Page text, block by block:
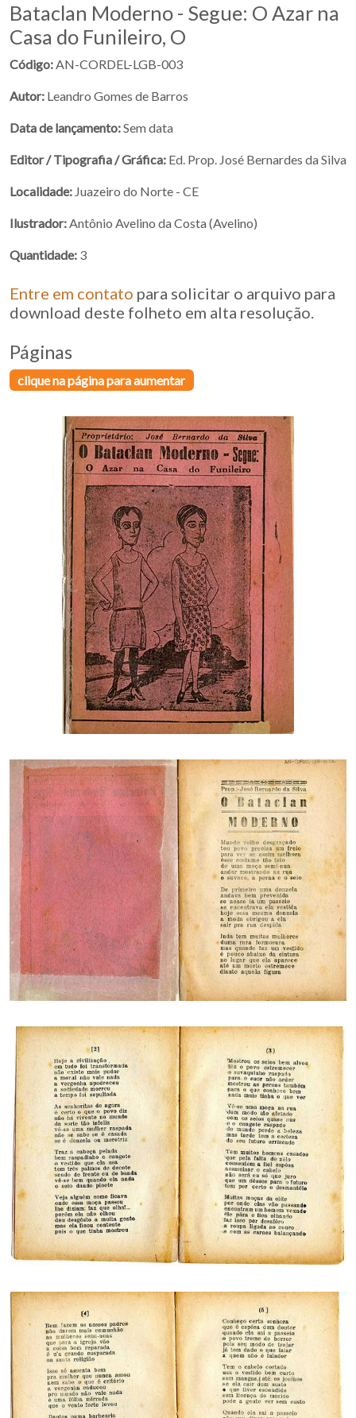
Bataclan Moderno - Segue: O Azar na
Casa do Funileiro, O
Código:AN-CORDEL-LGB-003
Autor: Leandro Gomes de Barros
Data de lançamento:Sem data
Editor / Tipografia / Gráfica: Ed. Prop. José Bernardes da Silva
Localidade: Juazeiro do Norte - CE
Ilustrador:Antônio Avelino da Costa (Avelino)
Quantidade: 3
Entre em contato para solicitar o arquivo para
download deste folheto em alta resolução.
Páginas
clique na página para aumentar